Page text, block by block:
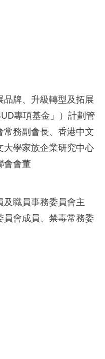
牌、升級轉型及拓展
專項基金」）計劃管
務副會長、香港中文
大學家族企業研究中心
會會董
職員事務委員會主
員會成員、禁毒常務委